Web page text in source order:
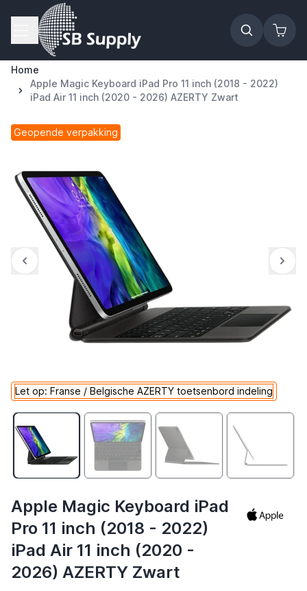
Ga naar de inhoud
Home
Apple Magic Keyboard iPad Pro 11 inch (2018 - 2022)
iPad Air 11 inch (2020 - 2026) AZERTY Zwart
Let op: Franse / Belgische AZERTY toetsenbord indeling
Geopende verpakking
Apple Magic Keyboard iPad
Pro 11 inch (2018 - 2022)
iPad Air 11 inch (2020 -
2026) AZERTY Zwart